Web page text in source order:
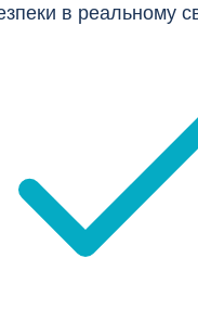
в реальному